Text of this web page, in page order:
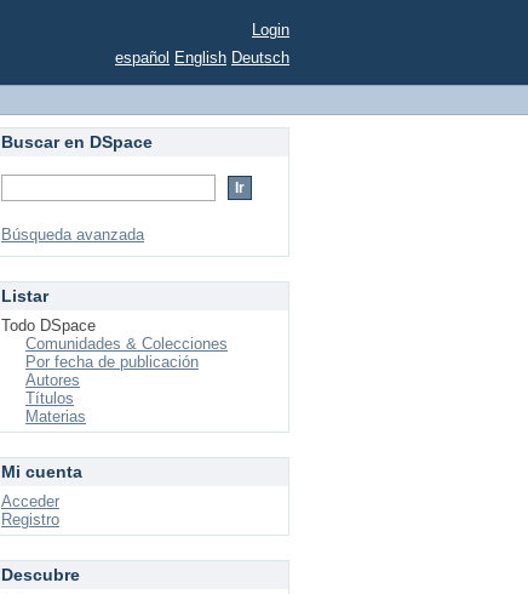
Login
español English Deutsch
Buscar en DSpace
Búsqueda avanzada
Listar
Todo DSpace
Comunidades & Colecciones
Por fecha de publicación
Autores
Títulos
Materias
Mi cuenta
Acceder
Registro
Descubre